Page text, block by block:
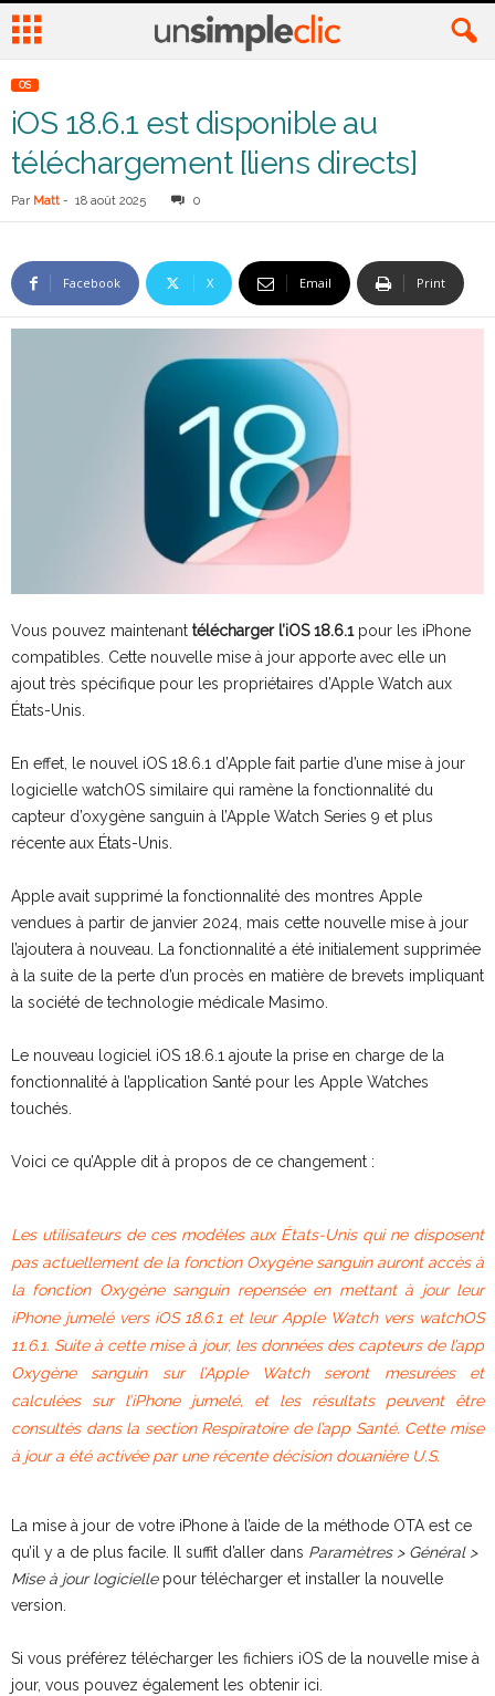
OS
iOS 18.6.1 est disponible au
téléchargement [liens directs]
Par Matt - 18 août 2025 0
Facebook X Email Print
Vous pouvez maintenant télécharger l’iOS 18.6.1pour les iPhone
compatibles. Cette nouvelle mise à jour apporte avec elle un
ajout très spécifique pour les propriétaires d’Apple Watch aux
États-Unis.
En effet, le nouvel iOS 18.6.1 d’Apple fait partie d’une mise à jour
logicielle watchOS similaire qui ramène la fonctionnalité du
capteur d’oxygène sanguin à l’Apple Watch Series 9 et plus
récente aux États-Unis.
Apple avait supprimé la fonctionnalité des montres Apple
vendues à partir de janvier 2024, mais cette nouvelle mise à jour
l’ajoutera à nouveau. La fonctionnalité a été initialement supprimée
à la suite de la perte d’un procès en matière de brevets impliquant
la société de technologie médicale Masimo.
Le nouveau logiciel iOS 18.6.1 ajoute la prise en charge de la
fonctionnalité à l’application Santé pour les Apple Watches
touchés.
Voici ce qu’Apple dit à propos de ce changement :
Les utilisateurs de ces modèles aux États-Unis qui ne disposent
pas actuellement de la fonction Oxygène sanguin auront accès à
la fonction Oxygène sanguin repensée en mettant à jour leur
iPhone jumelé vers iOS 18.6.1 et leur Apple Watch vers watchOS
11.6.1. Suite à cette mise à jour, les données des capteurs de l’app
Oxygène sanguin sur l’Apple Watch seront mesurées et
calculées sur l’iPhone jumelé, et les résultats peuvent être
consultés dans la section Respiratoire de l’app Santé. Cette mise
à jour a été activée par une récente décision douanière U.S.
La mise à jour de votre iPhone à l’aide de la méthode OTA est ce
qu’il y a de plus facile. Il suffit d’aller dans Paramètres > Général >
Mise à jour logicielle pour télécharger et installer la nouvelle
version.
Si vous préférez télécharger les fichiers iOS de la nouvelle mise à
jour, vous pouvez également les obtenir ici.